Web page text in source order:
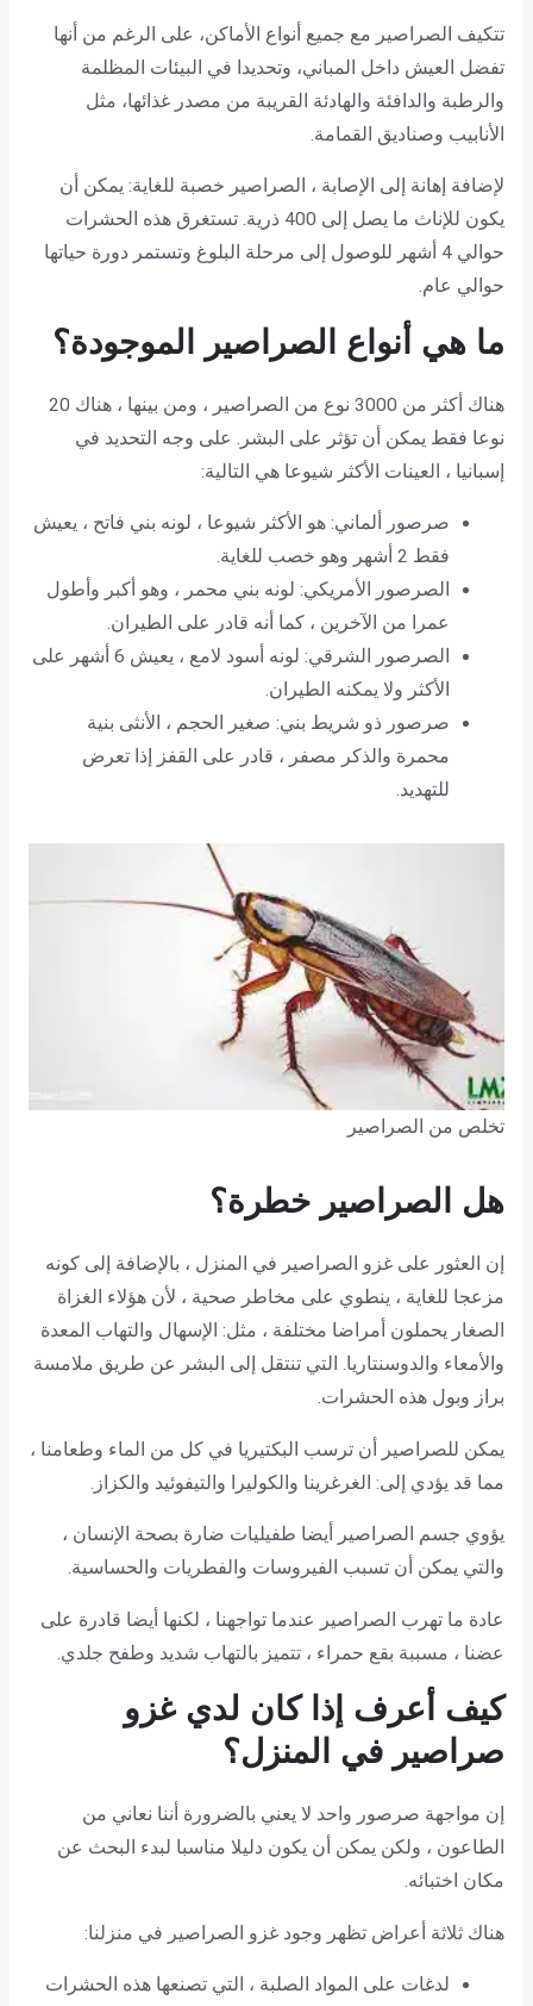
تتكيف الصراصير مع جميع أنواع الأماكن، على الرغم من أنها
تفضل العيش داخل المباني، وتحديدا في البيئات المظلمة
والرطبة والدافئة والهادئة القريبة من مصدر غذائها، مثل
الأنابيب وصناديق القمامة.
لإضافة إهانة إلى الإصابة ، الصراصير خصبة للغاية: يمكن أن
يكون للإناث ما يصل إلى 400 ذرية. تستغرق هذه الحشرات
حوالي 4 أشهر للوصول إلى مرحلة البلوغ وتستمر دورة حياتها
حوالي عام.
ما هي أنواع الصراصير الموجودة؟
هناك أكثر من 3000 نوع من الصراصير ، ومن بينها ، هناك 20
نوعا فقط يمكن أن تؤثر على البشر. على وجه التحديد في
إسبانيا ، العينات الأكثر شيوعا هي التالية:
صرصور ألماني: هو الأكثر شيوعا ، لونه بني فاتح ، يعيش
فقط 2 أشهر وهو خصب للغاية.
الصرصور الأمريكي: لونه بني محمر ، وهو أكبر وأطول
عمرا من الآخرين ، كما أنه قادر على الطيران.
الصرصور الشرقي: لونه أسود لامع ، يعيش 6 أشهر على
الأكثر ولا يمكنه الطيران.
صرصور ذو شريط بني: صغير الحجم ، الأنثى بنية
محمرة والذكر مصفر ، قادر على القفز إذا تعرض
للتهديد.
تخلص من الصراصير
هل الصراصير خطرة؟
إن العثور على غزو الصراصير في المنزل ، بالإضافة إلى كونه
مزعجا للغاية ، ينطوي على مخاطر صحية ، لأن هؤلاء الغزاة
الصغار يحملون أمراضا مختلفة ، مثل: الإسهال والتهاب المعدة
والأمعاء والدوسنتاريا. التي تنتقل إلى البشر عن طريق ملامسة
براز وبول هذه الحشرات.
يمكن للصراصير أن ترسب البكتيريا في كل من الماء وطعامنا ،
مما قد يؤدي إلى: الغرغرينا والكوليرا والتيفوئيد والكزاز.
يؤوي جسم الصراصير أيضا طفيليات ضارة بصحة الإنسان ،
والتي يمكن أن تسبب الفيروسات والفطريات والحساسية.
عادة ما تهرب الصراصير عندما تواجهنا ، لكنها أيضا قادرة على
عضنا ، مسببة بقع حمراء ، تتميز بالتهاب شديد وطفح جلدي.
كيف أعرف إذا كان لدي غزو
صراصير في المنزل؟
إن مواجهة صرصور واحد لا يعني بالضرورة أننا نعاني من
الطاعون ، ولكن يمكن أن يكون دليلا مناسبا لبدء البحث عن
مكان اختبائه.
هناك ثلاثة أعراض تظهر وجود غزو الصراصير في منزلنا:
لدغات على المواد الصلبة ، التي تصنعها هذه الحشرات